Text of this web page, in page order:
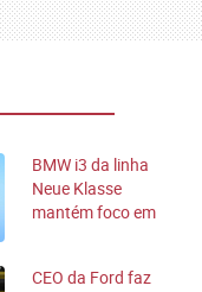
BMW i3 da linha
Neue Klasse
mantém foco em
CEO da Ford faz